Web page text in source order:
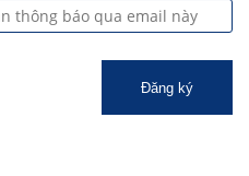
Đăng ký